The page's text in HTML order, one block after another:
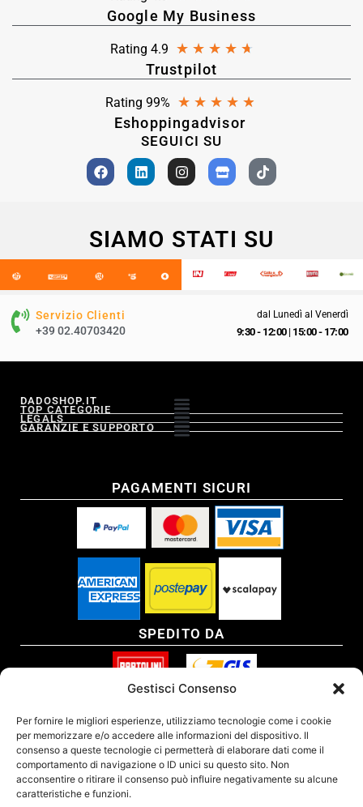
Gestisci Consenso
Per fornire le migliori esperienze, utilizziamo tecnologie come i cookie
per memorizzare e/o accedere alle informazioni del dispositivo. Il
consenso a queste tecnologie ci permetterà di elaborare dati come il
comportamento di navigazione o ID unici su questo sito. Non
acconsentire o ritirare il consenso può influire negativamente su alcune
caratteristiche e funzioni.
Google My Business
Rating 4.9 ★ ★ ★ ★ ★
Trustpilot
Rating 99% ★ ★ ★ ★ ★
Eshoppingadvisor
SEGUICI SU
SIAMO STATI SU
Servizio Clienti
+39 02.40703420
dal Lunedì al Venerdì
9:30 - 12:00| 15:00 - 17:00
DADOSHOP.IT
TOP CATEGORIE
LEGALS
GARANZIE E SUPPORTO
PAGAMENTI SICURI
SPEDITO DA